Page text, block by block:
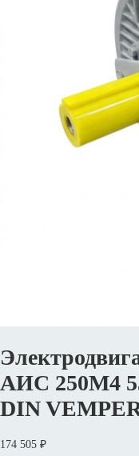
AИC 250М4
DIN
174 505 ₽